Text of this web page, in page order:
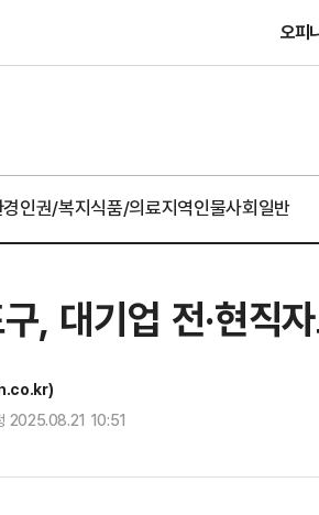
오피
인권/복지식품/의료지역인물사회일반
, 대기업 전·현직
2025.08.21 10:51